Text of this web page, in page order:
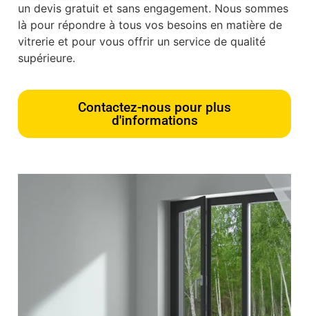
un devis gratuit et sans engagement. Nous sommes
là pour répondre à tous vos besoins en matière de
vitrerie et pour vous offrir un service de qualité
supérieure.
Contactez-nous pour plus
d'informations